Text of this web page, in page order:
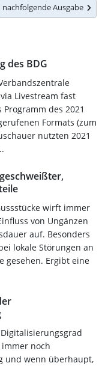
nachfolgende Ausgabe
des BDG
Livestream fast
des 2021
Formats (zum
nutzten 2021
wirft immer
von Ungänzen
auf. Besonders
lokale Störungen an
gesehen. Ergibt eine
noch
und wenn überhaupt,